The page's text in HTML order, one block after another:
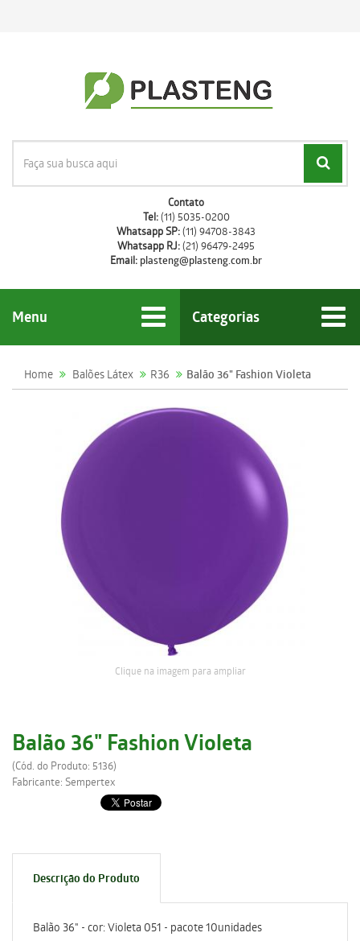
Contato
Tel:(11) 5035-0200
Whatsapp SP:(11) 94708-3843
Whatsapp RJ:(21) 96479-2495
Email: plasteng@plasteng.com.br
Menu Categorias
Home Balões Látex R36 Balão 36" Fashion Violeta
Clique na imagem para ampliar
Balão 36" Fashion Violeta
(Cód. do Produto: 5136)
Fabricante: Sempertex
Descrição do Produto
Balão 36" - cor: Violeta 051 - pacote 10unidades